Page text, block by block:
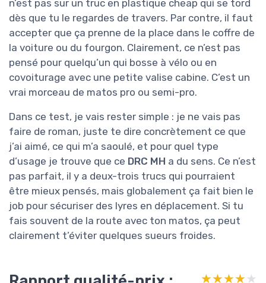
n’est pas sur un truc en plastique cheap qui se tord
dès que tu le regardes de travers. Par contre, il faut
accepter que ça prenne de la place dans le coffre de
la voiture ou du fourgon. Clairement, ce n’est pas
pensé pour quelqu’un qui bosse à vélo ou en
covoiturage avec une petite valise cabine. C’est un
vrai morceau de matos pro ou semi-pro.
Dans ce test, je vais rester simple : je ne vais pas
faire de roman, juste te dire concrètement ce que
j’ai aimé, ce qui m’a saoulé, et pour quel type
d’usage je trouve que ce DRC MH a du sens. Ce n’est
pas parfait, il y a deux-trois trucs qui pourraient
être mieux pensés, mais globalement ça fait bien le
job pour sécuriser des lyres en déplacement. Si tu
fais souvent de la route avec ton matos, ça peut
clairement t’éviter quelques sueurs froides.
★★★★★
★★★★★